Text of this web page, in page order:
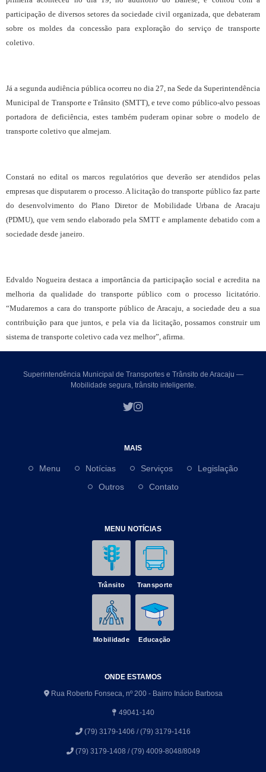
participação de diversos setores da sociedade civil organizada, que debateram
sobre os moldes da concessão para exploração do serviço de transporte
coletivo.
Já a segunda audiência pública ocorreu no dia 27, na Sede da Superintendência
Municipal de Transporte e Trânsito (SMTT), e teve como público-alvo pessoas
portadora de deficiência, estes também puderam opinar sobre o modelo de
transporte coletivo que almejam.
Constará no edital os marcos regulatórios que deverão ser atendidos pelas
empresas que disputarem o processo. A licitação do transporte público faz parte
do desenvolvimento do Plano Diretor de Mobilidade Urbana de Aracaju
(PDMU), que vem sendo elaborado pela SMTT e amplamente debatido com a
sociedade desde janeiro.
Edvaldo Nogueira destaca a importância da participação social e acredita na
melhoria da qualidade do transporte público com o processo licitatório.
“Mudaremos a cara do transporte público de Aracaju, a sociedade deu a sua
contribuição para que juntos, e pela via da licitação, possamos construir um
sistema de transporte coletivo cada vez melhor”, afirma.
Superintendência Municipal de Transportes e Trânsito de Aracaju —
Mobilidade segura, trânsito inteligente.
MAIS
Menu Notícias Serviços
Legislação
Outros
Contato
MENU NOTÍCIAS
Trânsito Transporte
Mobilidade Educação
ONDE ESTAMOS
Rua Roberto Fonseca, nº 200 - Bairro Inácio Barbosa
49041-140
(79) 3179-1406 / (79) 3179-1416
(79) 3179-1408 / (79) 4009-8048/8049